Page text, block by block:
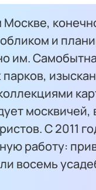
и
им.
москвичей,
С 2011
работу:
восемь